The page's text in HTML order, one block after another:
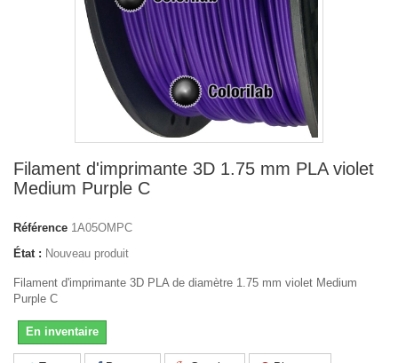
Filament d'imprimante 3D 1.75 mm PLA violet
Medium Purple C
Référence 1A05OMPC
État : Nouveau produit
Filament d'imprimante 3D PLA de diamètre 1.75 mm violet Medium
Purple C
En inventaire